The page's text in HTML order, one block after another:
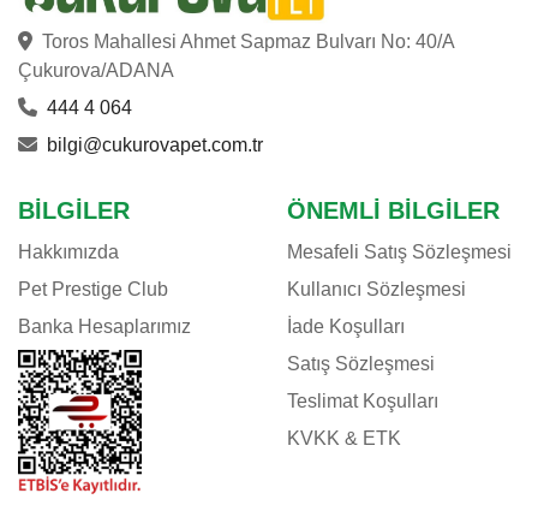
Toros Mahallesi Ahmet Sapmaz Bulvarı No: 40/A
Çukurova/ADANA
444 4 064
bilgi@cukurovapet.com.tr
BILGILER
Hakkımızda
Pet Prestige Club
Banka Hesaplarımız
ÖNEMLI BILGILER
Mesafeli Satış Sözleşmesi
Kullanıcı Sözleşmesi
İade Koşulları
Satış Sözleşmesi
Teslimat Koşulları
KVKK & ETK